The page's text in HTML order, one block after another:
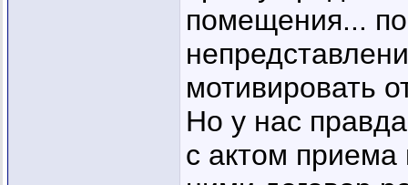
помещения...
мотивировать
Но у нас
с актом